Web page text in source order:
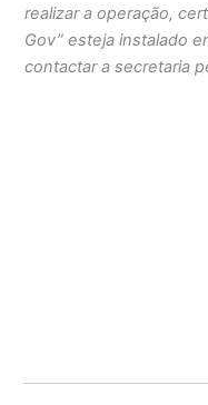
realizar a operação,
Gov” esteja instalado
contactar a secretaria